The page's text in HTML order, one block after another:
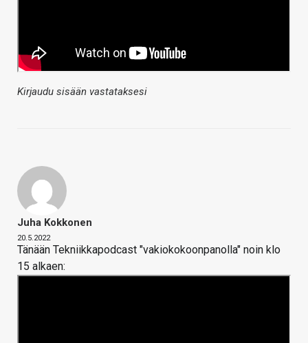
Kirjaudu sisään vastataksesi
Juha Kokkonen
20.5.2022
Tänään Tekniikkapodcast "vakiokokoonpanolla" noin klo
15 alkaen: